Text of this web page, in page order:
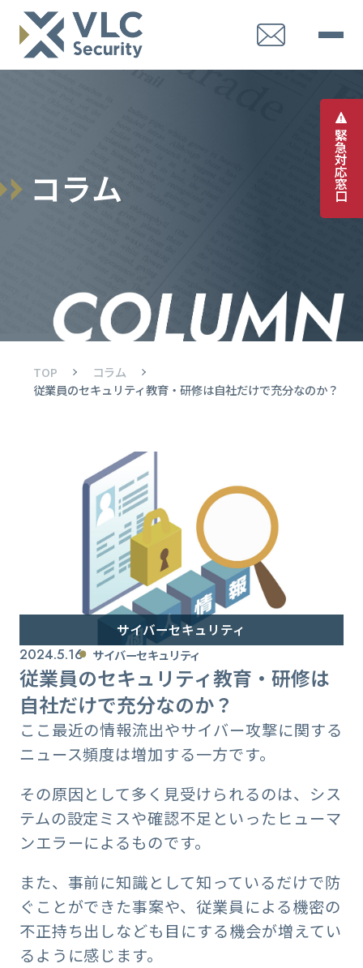
緊
急
対
応
窓
口
コラム
TOP
コラム
従業員のセキュリティ教育・研修は自社だけで充分なのか？
サイバーセキュリティ
2024.5.16 サイバーセキュリティ
従業員のセキュリティ教育・研修は
自社だけで充分なのか？
ここ最近の情報流出やサイバー攻撃に関する
ニュース頻度は増加する一方です。
その原因として多く見受けられるのは、シス
テムの設定ミスや確認不足といったヒューマ
ンエラーによるものです。
また、事前に知識として知っているだけで防
ぐことができた事案や、従業員による機密の
不正持ち出しなども目にする機会が増えてい
るように感じます。